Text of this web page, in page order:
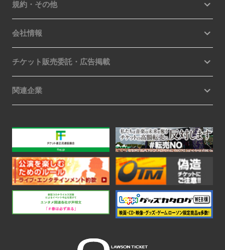
規約・その他
会社情報
チケット販売委託・広告掲載
関連企業